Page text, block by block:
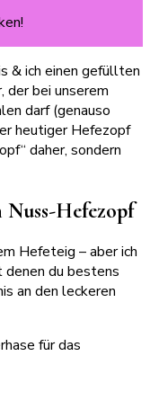
& ich einen gefüllten
der bei unserem
darf (genauso
heutiger Hefezopf
daher, sondern
Hefezopf
Hefeteig – aber ich
denen du bestens
an den leckeren